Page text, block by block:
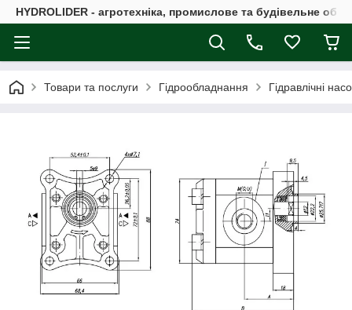
HYDROLIDER - агротехніка, промислове та будівельне
Товари та послуги Гідрообладнання Гідравлічні